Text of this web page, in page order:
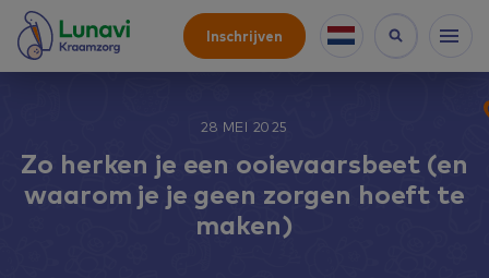
Inschrijven
28 MEI 2025
Zo herken je een ooievaarsbeet (en
waarom je je geen zorgen hoeft te
maken)